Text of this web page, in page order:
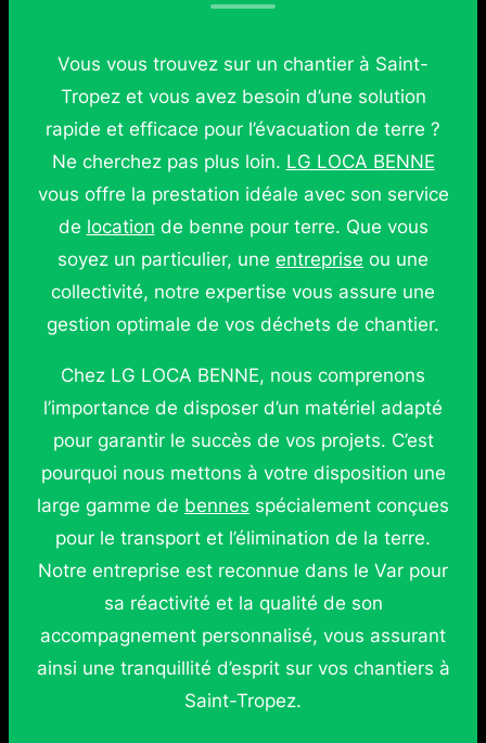
Vous vous trouvez sur un chantier à Saint-
Tropez et vous avez besoin d’une solution
rapide et efficace pour l’évacuation de terre ?
Ne cherchez pas plus loin. LG LOCA BENNE
vous offre la prestation idéale avec son service
de location de benne pour terre. Que vous
soyez un particulier, une entreprise ou une
collectivité, notre expertise vous assure une
gestion optimale de vos déchets de chantier.
Chez LG LOCA BENNE, nous comprenons
l’importance de disposer d’un matériel adapté
pour garantir le succès de vos projets. C’est
pourquoi nous mettons à votre disposition une
large gamme de bennes spécialement conçues
pour le transport et l’élimination de la terre.
Notre entreprise est reconnue dans le Var pour
sa réactivité et la qualité de son
accompagnement personnalisé, vous assurant
ainsi une tranquillité d’esprit sur vos chantiers à
Saint-Tropez.